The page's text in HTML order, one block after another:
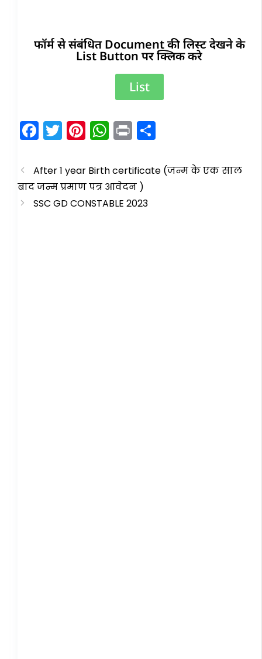
फॉर्म से संबंधित Document की लिस्ट देखने के
List Button पर क्लिक करे
List
F
a
c
e
b
T
w
itt
er
Pi
nt
er
e
st
W
h
a
ts
A
Pr
in
t ar
After 1 year Birth certificate (जन्म के एक साल
बाद जन्म प्रमाण पत्र आवेदन )
SSC GD CONSTABLE 2023